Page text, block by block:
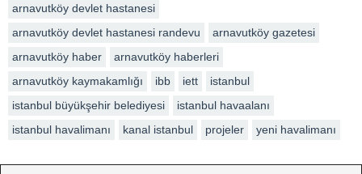
arnavutköy devlet hastanesi
arnavutköy devlet hastanesi randevu
arnavutköy gazetesi
arnavutköy haber
arnavutköy haberleri
arnavutköy kaymakamlığı
ibb iett
istanbul
istanbul büyükşehir belediyesi
istanbul havaalanı
istanbul havalimanı
kanal istanbul projeler yeni havalimanı